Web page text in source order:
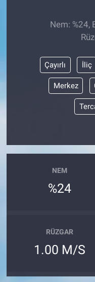
Nem: %24,
Çayırlı İliç
Merkez
NEM
%24
RÜZGAR
1.00 M/S